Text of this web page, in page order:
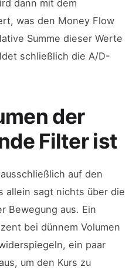
dann mit dem
was den Money Flow
Summe dieser Werte
schließlich die A/D-
der
Filter ist
auf den
allein sagt nichts über die
Bewegung aus. Ein
bei dünnem Volumen
ein paar
um den Kurs zu